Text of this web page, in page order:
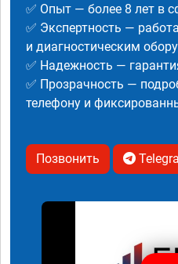
✅ Опыт — более 8 лет в
✅ Экспертность —
и диагностическим
✅ Надежность —
✅ Прозрачность —
телефону и
Позвонить